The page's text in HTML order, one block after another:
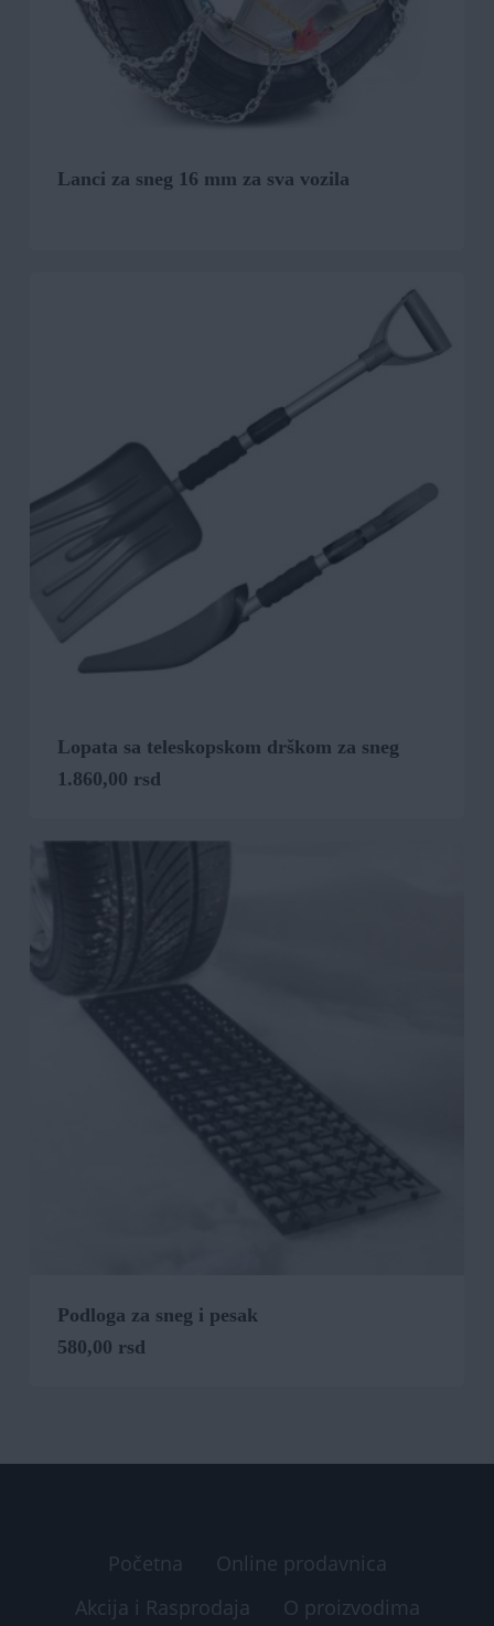
Lanci za sneg 16 mm za sva vozila
Lopata sa teleskopskom drškom za sneg
1.860,00 rsd
Podloga za sneg i pesak
580,00 rsd
Početna
Online prodavnica
Akcija i Rasprodaja
O proizvodima